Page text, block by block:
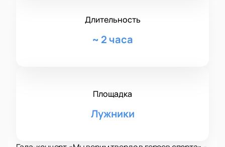
Длительность
~ 2 часа
Площадка
Лужники